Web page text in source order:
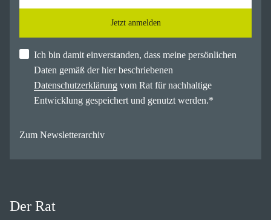
Jetzt anmelden
Ich bin damit einverstanden, dass meine persönlichen
Daten gemäß der hier beschriebenen
Datenschutzerklärung vom Rat für nachhaltige
Entwicklung gespeichert und genutzt werden.*
Zum Newsletterarchiv
Der Rat